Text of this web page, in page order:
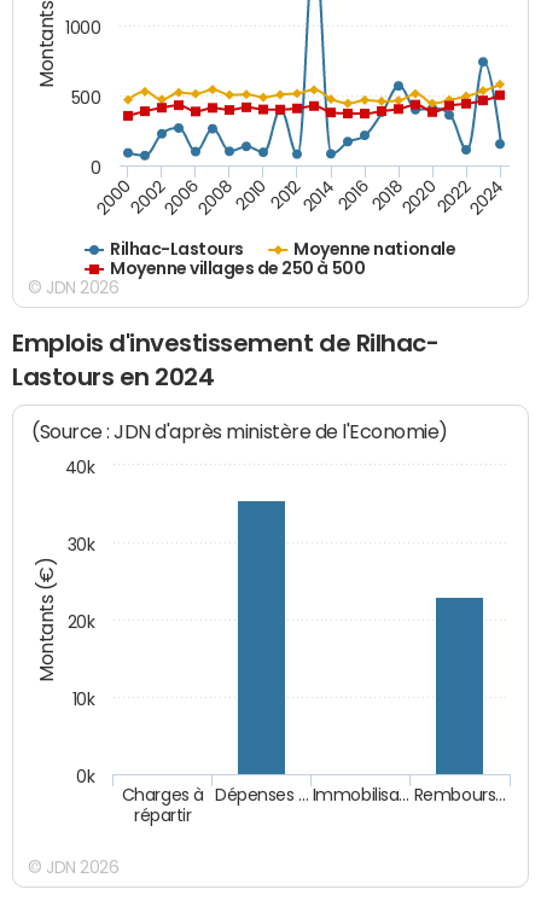
Rilhac-Lastours
Moyenne nationale
Moyenne villages de 250 à 500
200020022006200820102012201420162018202020222024
0
500
1000
© JDN 2026
Emplois d'investissement de Rilhac-
Lastours en 2024
Montants (€)
(Source : JDN d'après ministère de l'Economie)
Charges à
répartir
Dépenses … Immobilisa… Rembours…
0k
10k
20k
30k
40k
© JDN 2026